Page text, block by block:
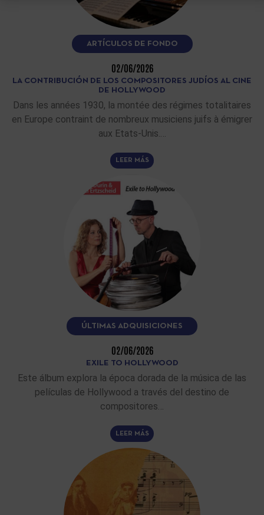
ARTÍCULOS DE FONDO
02/06/2026
LA CONTRIBUCIÓN DE LOS COMPOSITORES JUDÍOS AL CINE
DE HOLLYWOOD
Dans les années 1930, la montée des régimes totalitaires
en Europe contraint de nombreux musiciens juifs à émigrer
aux Etats-Unis.…
LEER MÁS
ÚLTIMAS ADQUISICIONES
02/06/2026
EXILE TO HOLLYWOOD
Este álbum explora la época dorada de la música de las
películas de Hollywood a través del destino de
compositores…
LEER MÁS